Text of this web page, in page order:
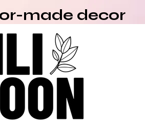
made decor